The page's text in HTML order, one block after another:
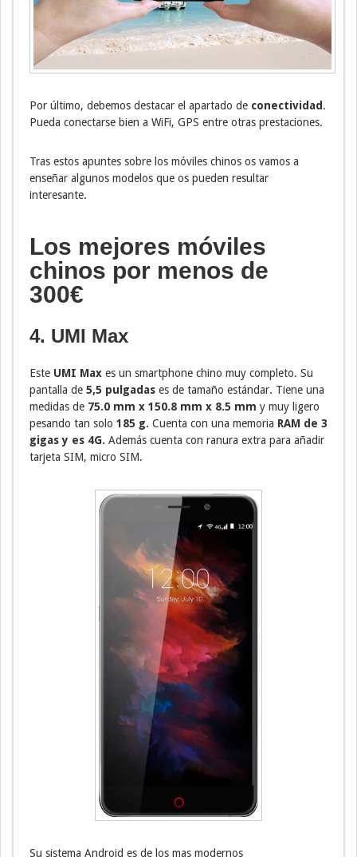
Por último, debemos destacar el apartado de conectividad .
Pueda conectarse bien a WiFi, GPS entre otras prestaciones.
Tras estos apuntes sobre los móviles chinos os vamos a
enseñar algunos modelos que os pueden resultar
interesante.
Los mejores móviles
chinos por menos de
300€
4. UMI Max
Este UMI Max es un smartphone chino muy completo. Su
pantalla de 5,5 pulgadas es de tamaño estándar. Tiene una
medidas de 75.0 mm x 150.8 mm x 8.5 mm y muy ligero
pesando tan solo 185 g. Cuenta con una memoria RAM de 3
gigas y es 4G. Además cuenta con ranura extra para añadir
tarjeta SIM, micro SIM.
Su sistema Android es de los mas modernos